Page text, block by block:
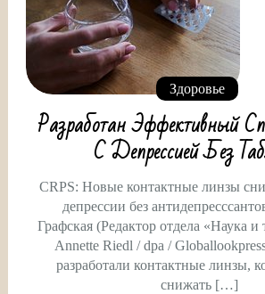
Здоровье
Разработан Эффективный
С Депрессией Без
CRPS: Новые контактные линзы
депрессии без
Графская (Редактор отдела «Наука
Annette Riedl / dpa /
разработали контактные линзы,
снижать […]